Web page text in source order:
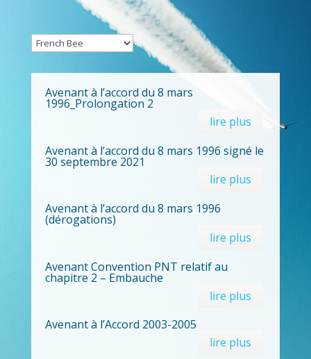
Avenant à l’accord du 8 mars
1996_Prolongation 2
lire plus
Avenant à l’accord du 8 mars 1996 signé le
30 septembre 2021
lire plus
Avenant à l’accord du 8 mars 1996
(dérogations)
lire plus
Avenant Convention PNT relatif au
chapitre 2 – Embauche
lire plus
Avenant à l’Accord 2003-2005
lire plus